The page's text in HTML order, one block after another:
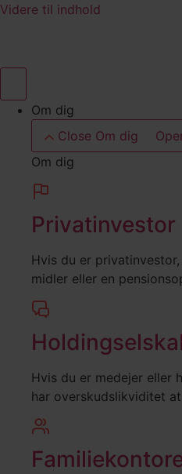
Videre til indhold
Om dig
Close Om dig
Om dig
Privatinvestor
Hvis du er
midler eller en
Hvis du er medejer eller
har overskudslikviditet